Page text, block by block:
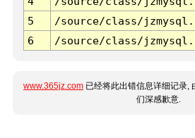
5
/source/class/
6
/source/class/
www.365jz.com 已经将此出错信息详细记录,
们深感歉意.